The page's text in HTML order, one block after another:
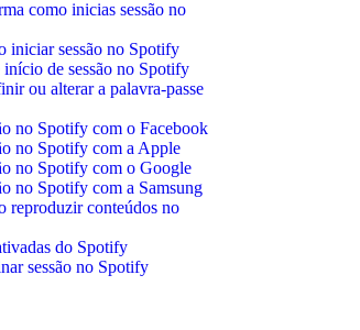
como inicias sessão no
iniciar sessão no Spotify
de sessão no Spotify
ou alterar a palavra-passe
no Spotify com o Facebook
no Spotify com a Apple
no Spotify com o Google
no Spotify com a Samsung
reproduzir conteúdos no
do Spotify
sessão no Spotify